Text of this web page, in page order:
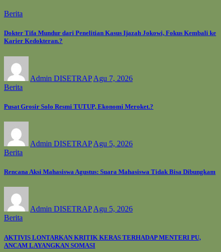
Berita
Dokter Tifa Mundur dari Penelitian Kasus Ijazah Jokowi, Fokus Kembali ke
Karier Kedokteran.?
Admin DISETRAP Agu 7, 2026
Berita
Pusat Grosir Solo Resmi TUTUP, Ekonomi Meroket.?
Admin DISETRAP Agu 5, 2026
Berita
Rencana Aksi Mahasiswa Agustus: Suara Mahasiswa Tidak Bisa Dibungkam
Admin DISETRAP Agu 5, 2026
Berita
AKTIVIS LONTARKAN KRITIK KERAS TERHADAP MENTERI PU,
ANCAM LAYANGKAN SOMASI